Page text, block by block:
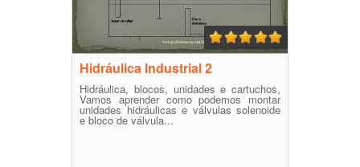
Hidráulica Industrial 2
Hidráulica, blocos, unidades e cartuchos,
Vamos aprender como podemos montar
unidades hidráulicas e válvulas solenoide
e bloco de válvula...